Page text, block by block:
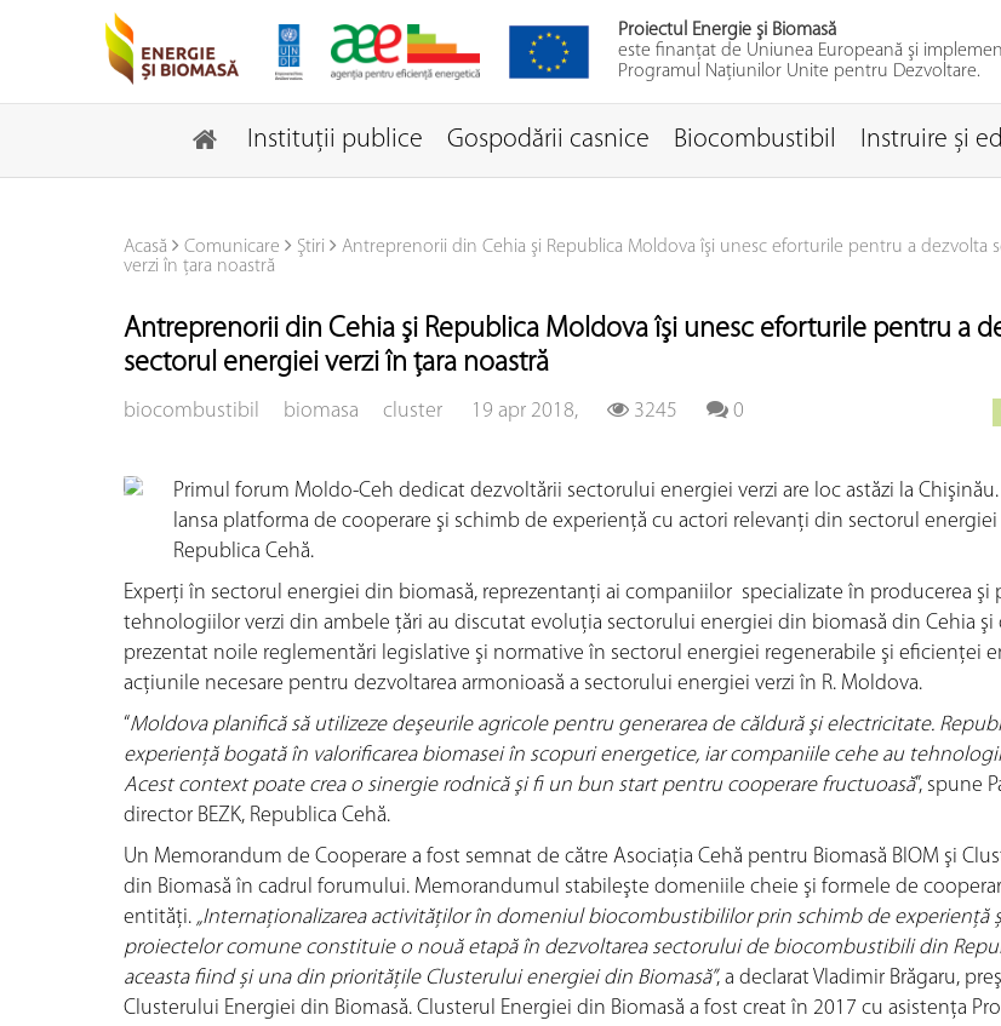
Proiectul Energie şi Biomasă
este finanţat de Uniunea Europeană şi
Programul Naţiunilor Unite pentru Dezvoltare.
Instituţii publice Gospodării casnice Biocombustibil Instruire și
Acasă Comunicare Ştiri
Antreprenorii din Cehia şi Republica Moldova îşi unesc eforturile pentru a dezvolta
verzi în ţara noastră
Antreprenorii din Cehia şi Republica Moldova îşi unesc eforturile pentru a
sectorul energiei verzi în ţara noastră
biocombustibil biomasa cluster 19 apr 2018, 3245 0
Primul forum Moldo-Ceh dedicat dezvoltării sectorului energiei verzi are loc astăzi la
lansa platforma de cooperare şi schimb de experienţă cu actori relevanţi din sectorul
Republica Cehă.
Experţi în sectorul energiei din biomasă, reprezentanţi ai companiilor specializate în producerea şi
tehnologiilor verzi din ambele ţări au discutat evoluţia sectorului energiei din biomasă din Cehia şi
prezentat noile reglementări legislative şi normative în sectorul energiei regenerabile şi eficienţei
acţiunile necesare pentru dezvoltarea armonioasă a sectorului energiei verzi în R. Moldova.
“Moldova planifică să utilizeze deşeurile agricole pentru generarea de căldură şi electricitate.
experienţă bogată în valorificarea biomasei în scopuri energetice, iar companiile cehe au
Acest context poate crea o sinergie rodnică şi fi un bun start pentru cooperare fructuoasă”, spune
director BEZK, Republica Cehă.
Un Memorandum de Cooperare a fost semnat de către Asociaţia Cehă pentru Biomasă BIOM şi
din Biomasă în cadrul forumului. Memorandumul stabileşte domeniile cheie şi formele de
entităţi. „Internaționalizarea activităților în domeniul biocombustibililor prin schimb de experiență
proiectelor comune constituie o nouă etapă în dezvoltarea sectorului de biocombustibili din
aceasta fiind și una din prioritățile Clusterului energiei din Biomasă”, a declarat Vladimir Brăgaru,
Clusterului Energiei din Biomasă. Clusterul Energiei din Biomasă a fost creat în 2017 cu asistenţa